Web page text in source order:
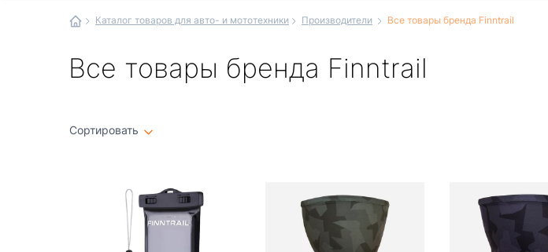
Каталог товаров для авто- и мототехники Производители Все товары бренда Finntrail
Все товары бренда Finntrail
Сортировать